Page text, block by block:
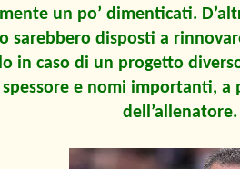
un po’ dimenticati.
sarebbero disposti a
in caso di un progetto
spessore e nomi importanti,